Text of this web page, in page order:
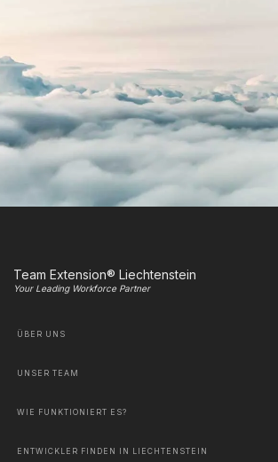
Team Extension® Liechtenstein
Your Leading Workforce Partner
ÜBER UNS
UNSER TEAM
WIE FUNKTIONIERT ES?
ENTWICKLER FINDEN IN LIECHTENSTEIN